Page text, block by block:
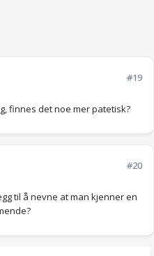
#19
finnes det noe mer patetisk?
#20
til å nevne at man kjenner en